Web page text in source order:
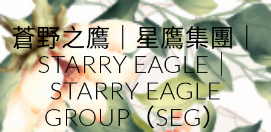
to
content
蒼野之鷹｜星鷹集團｜
STARRY EAGLE｜
STARRY EAGLE
GROUP（SEG）